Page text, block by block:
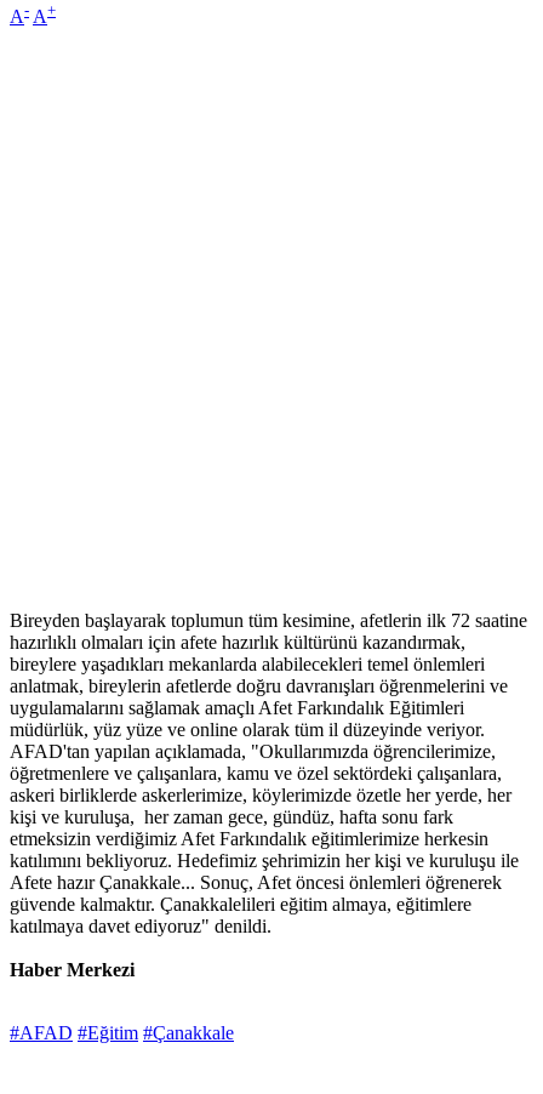
A- A+
Bireyden başlayarak toplumun tüm kesimine, afetlerin ilk 72 saatine
hazırlıklı olmaları için afete hazırlık kültürünü kazandırmak,
bireylere yaşadıkları mekanlarda alabilecekleri temel önlemleri
anlatmak, bireylerin afetlerde doğru davranışları öğrenmelerini ve
uygulamalarını sağlamak amaçlı Afet Farkındalık Eğitimleri
müdürlük, yüz yüze ve online olarak tüm il düzeyinde veriyor.
AFAD'tan yapılan açıklamada, "Okullarımızda öğrencilerimize,
öğretmenlere ve çalışanlara, kamu ve özel sektördeki çalışanlara,
askeri birliklerde askerlerimize, köylerimizde özetle her yerde, her
kişi ve kuruluşa, her zaman gece, gündüz, hafta sonu fark
etmeksizin verdiğimiz Afet Farkındalık eğitimlerimize herkesin
katılımını bekliyoruz. Hedefimiz şehrimizin her kişi ve kuruluşu ile
Afete hazır Çanakkale... Sonuç, Afet öncesi önlemleri öğrenerek
güvende kalmaktır. Çanakkalelileri eğitim almaya, eğitimlere
katılmaya davet ediyoruz" denildi.
Haber Merkezi
#AFAD #Eğitim #Çanakkale